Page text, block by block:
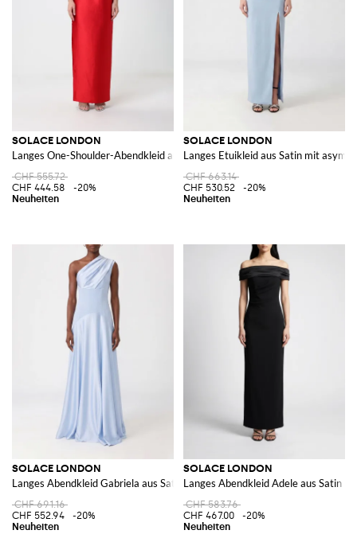
SOLACE LONDON
Langes One-Shoulder-Abendkleid aus Satin von mit Rückenschlitz
CHF 555.72
CHF 444.58
-20%
SOLACE LONDON
Langes Etuikleid aus Satin mit
CHF 663.14
CHF 530.52
-20%
SOLACE LONDON
Langes Abendkleid Gabriela aus Satin mit One-Shoulder und Drapierung
CHF 691.16
CHF 552.94
-20%
SOLACE LONDON
Langes Abendkleid Adele aus Satin
CHF 583.76
CHF 467.00
-20%